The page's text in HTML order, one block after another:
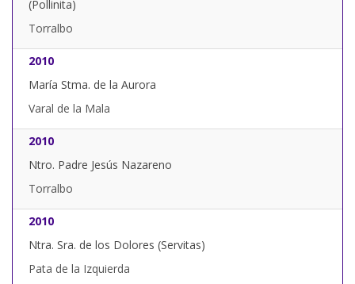
(Pollinita)
Torralbo
2010
María Stma. de la Aurora
Varal de la Mala
2010
Ntro. Padre Jesús Nazareno
Torralbo
2010
Ntra. Sra. de los Dolores (Servitas)
Pata de la Izquierda